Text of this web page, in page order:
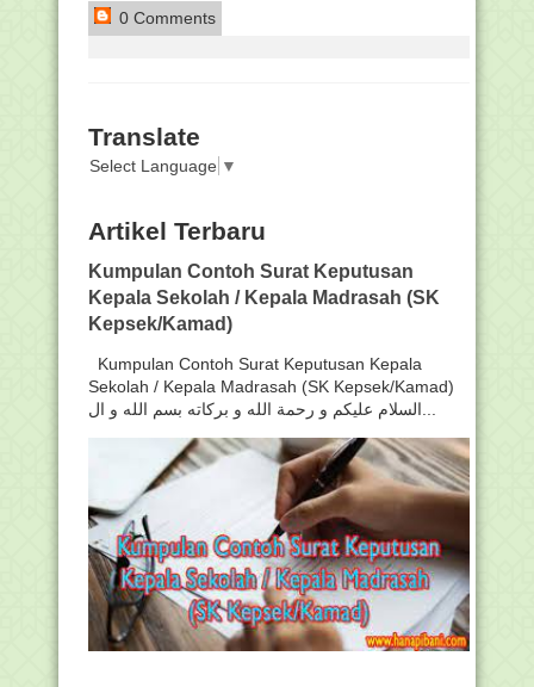
0 Comments
Translate
Select Language ▼
Artikel Terbaru
Kumpulan Contoh Surat Keputusan
Kepala Sekolah / Kepala Madrasah (SK
Kepsek/Kamad)
Kumpulan Contoh Surat Keputusan Kepala
Sekolah / Kepala Madrasah (SK Kepsek/Kamad)